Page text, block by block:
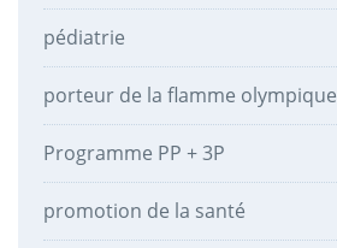
pédiatrie
porteur de la flamme olympique
Programme PP + 3P
promotion de la santé